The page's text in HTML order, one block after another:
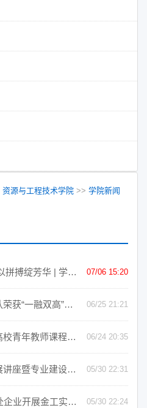
资源与工程技术学院 >> 学院新闻
电气学子以匠心赴赛场 以拼搏绽芳华 | 学子风采 07/06 15:20
喜报！我院电子电气团队荣获“一融双高”先进集体称号 | 学院要闻 06/25 21:21
我院教师在第七届全国高校青年教师课程竞赛华北赛区喜获佳绩 | 学院要闻 06/24 20:35
电气教研室特邀专家开展讲座暨专业建设指导活动 05/30 22:31
我院25级机制专业学生赴企业开展金工实习参观学习 05/30 22:24